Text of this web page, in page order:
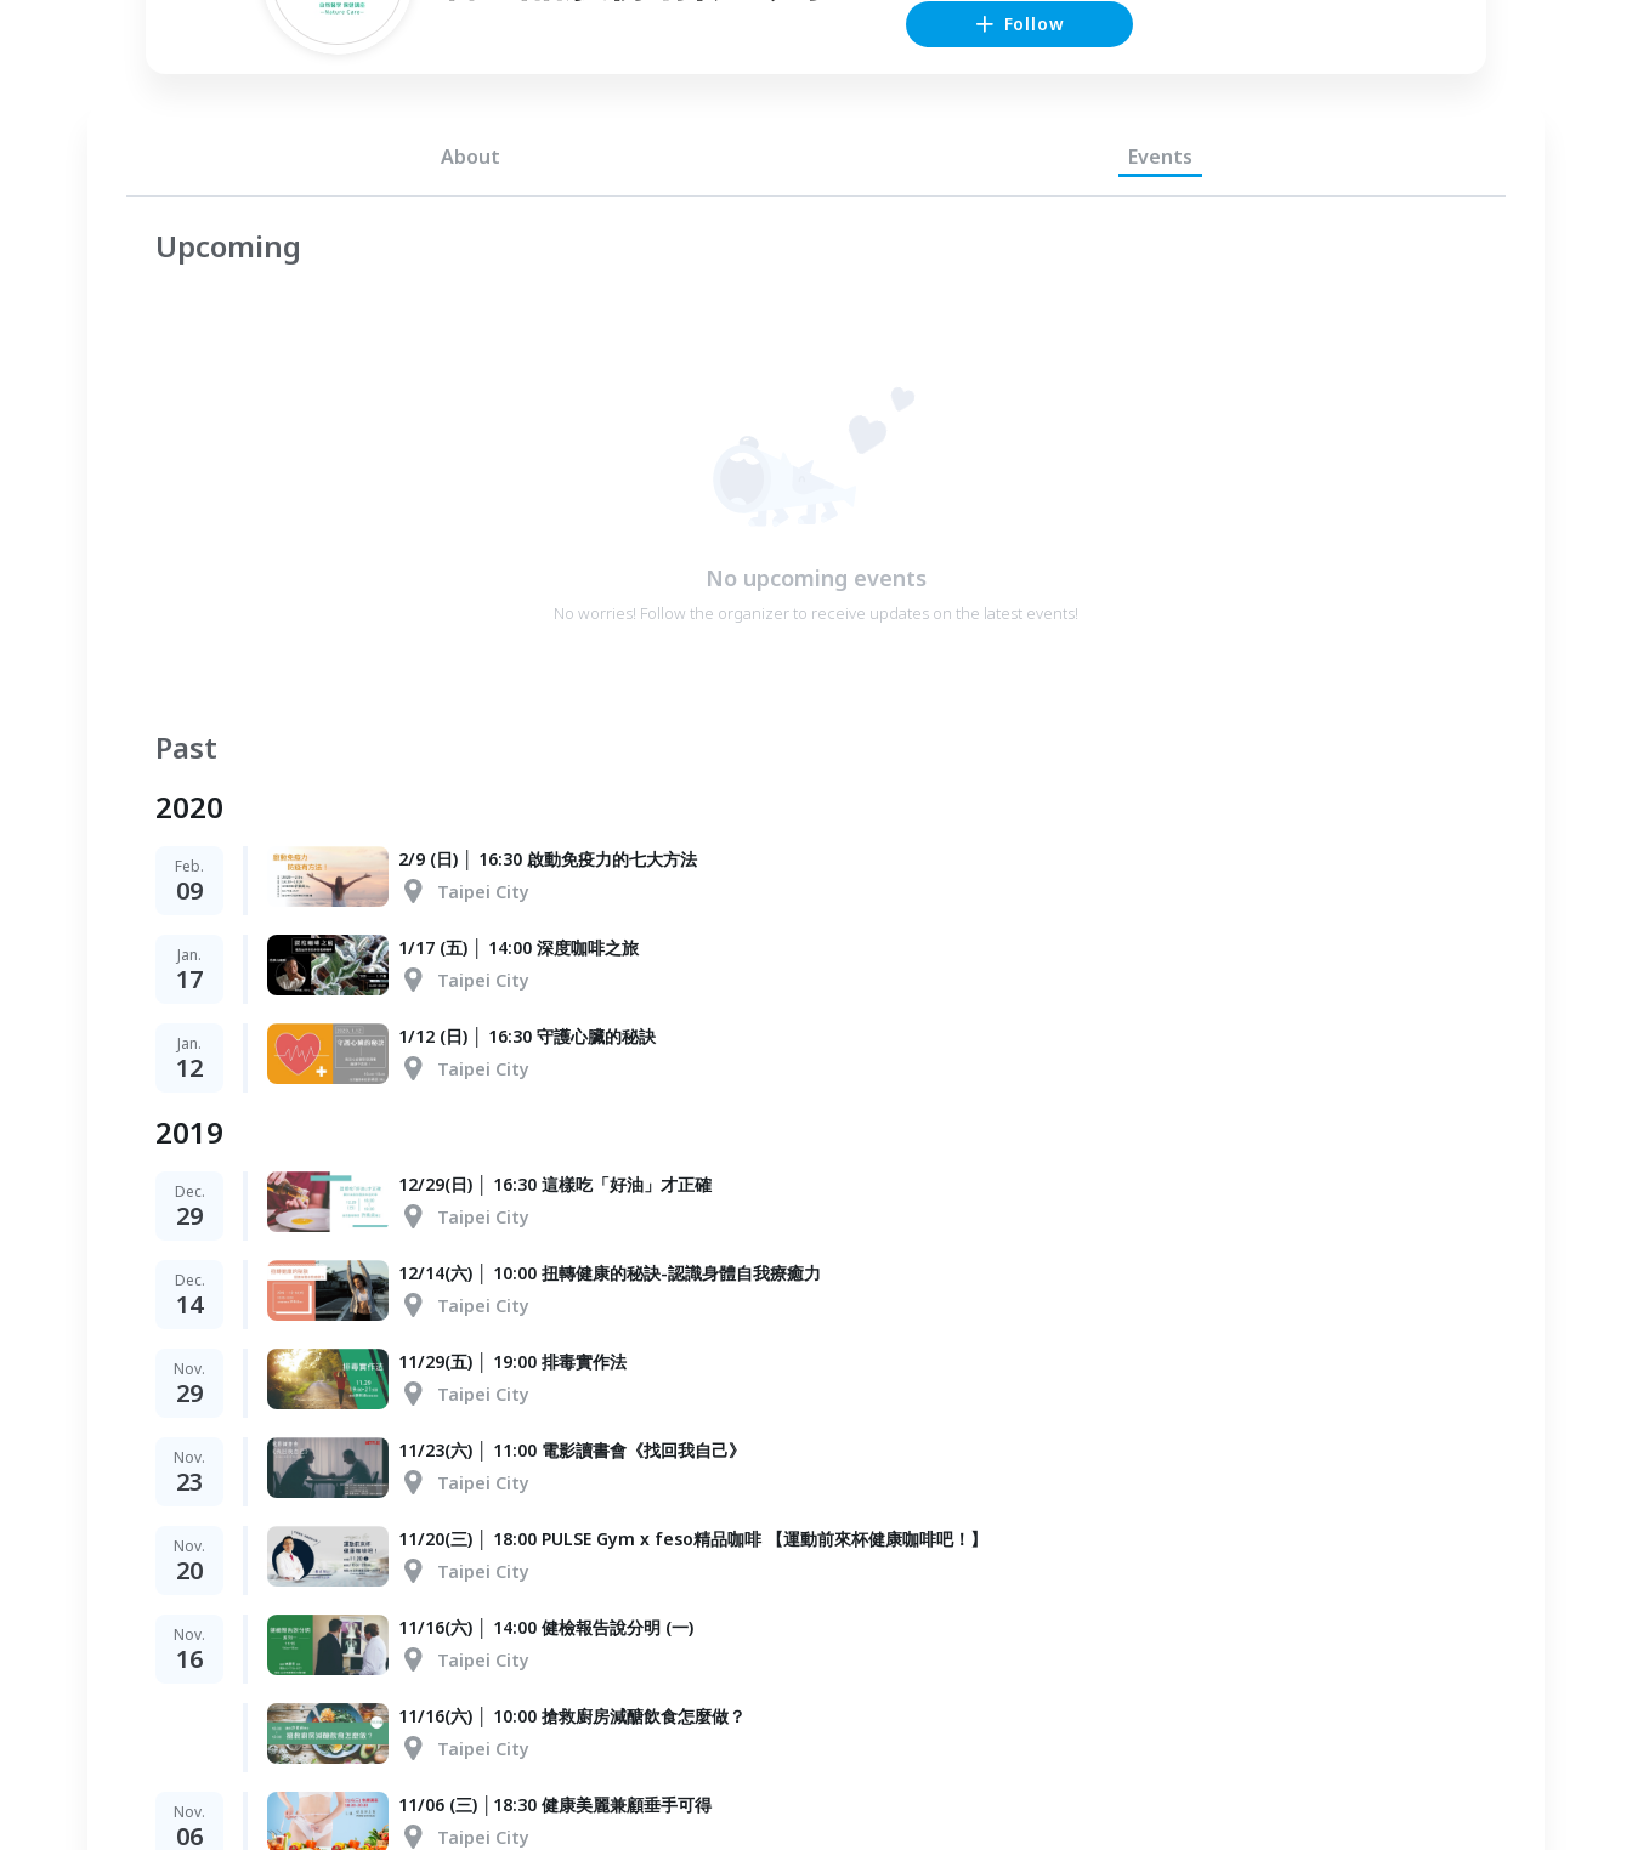
Follow
About Events
Upcoming
No upcoming events
No worries! Follow the organizer to receive updates on the latest events!
Past
2020
Feb.
09
2/9 (日) │ 16:30 啟動免疫力的七大方法
Taipei City
Jan.
17
1/17 (五) │ 14:00 深度咖啡之旅
Taipei City
Jan.
12
1/12 (日) │ 16:30 守護心臟的秘訣
Taipei City
2019
Dec.
29
12/29(日) │ 16:30 這樣吃「好油」才正確
Taipei City
Dec.
14
12/14(六) │ 10:00 扭轉健康的秘訣-認識身體自我療癒力
Taipei City
Nov.
29
11/29(五) │ 19:00 排毒實作法
Taipei City
Nov.
23
11/23(六) │ 11:00 電影讀書會《找回我自己》
Taipei City
Nov.
20
11/20(三) │ 18:00 PULSE Gym x feso精品咖啡 【運動前來杯健康咖啡吧！】
Taipei City
Nov.
16
11/16(六) │ 14:00 健檢報告說分明 (一)
Taipei City
11/16(六) │ 10:00 搶救廚房減醣飲食怎麼做？
Taipei City
Nov.
06
11/06 (三) │18:30 健康美麗兼顧垂手可得
Taipei City